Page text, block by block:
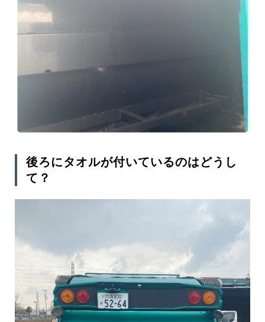
後ろにタオルが付いているのはどうし
て？